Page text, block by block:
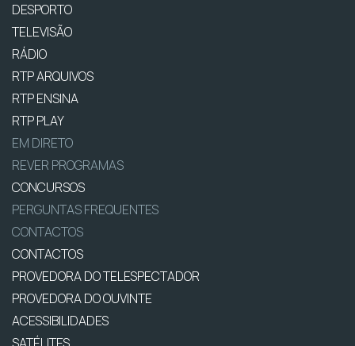
DESPORTO
TELEVISÃO
RÁDIO
RTP ARQUIVOS
RTP ENSINA
RTP PLAY
EM DIRETO
REVER PROGRAMAS
CONCURSOS
PERGUNTAS FREQUENTES
CONTACTOS
CONTACTOS
PROVEDORA DO TELESPECTADOR
PROVEDORA DO OUVINTE
ACESSIBILIDADES